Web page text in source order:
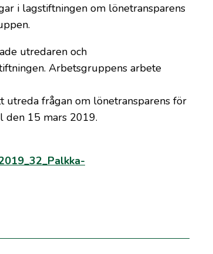
i lagstiftningen om lönetransparens
utredaren och
Arbetsgruppens arbete
utreda frågan om lönetransparens för
den 15 mars 2019.